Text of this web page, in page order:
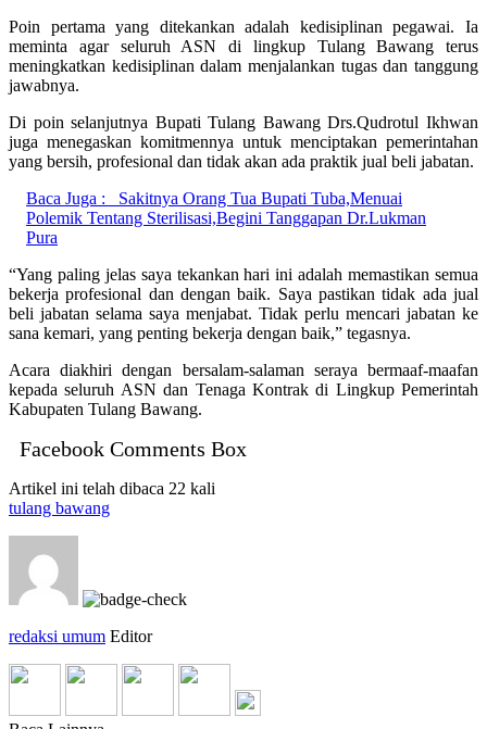
Poin pertama yang ditekankan adalah kedisiplinan pegawai. Ia
meminta agar seluruh ASN di lingkup Tulang Bawang terus
meningkatkan kedisiplinan dalam menjalankan tugas dan tanggung
jawabnya.
Di poin selanjutnya Bupati Tulang Bawang Drs.Qudrotul Ikhwan
juga menegaskan komitmennya untuk menciptakan pemerintahan
yang bersih, profesional dan tidak akan ada praktik jual beli jabatan.
Baca Juga :
Sakitnya Orang Tua Bupati Tuba,Menuai
Polemik Tentang Sterilisasi,Begini Tanggapan Dr.Lukman
Pura
“Yang paling jelas saya tekankan hari ini adalah memastikan semua
bekerja profesional dan dengan baik. Saya pastikan tidak ada jual
beli jabatan selama saya menjabat. Tidak perlu mencari jabatan ke
sana kemari, yang penting bekerja dengan baik,” tegasnya.
Acara diakhiri dengan bersalam-salaman seraya bermaaf-maafan
kepada seluruh ASN dan Tenaga Kontrak di Lingkup Pemerintah
Kabupaten Tulang Bawang.
Facebook Comments Box
Artikel ini telah dibaca 22 kali
tulang bawang
redaksi umum Editor